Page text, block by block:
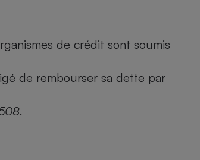
de crédit sont soumis
de rembourser sa dette par